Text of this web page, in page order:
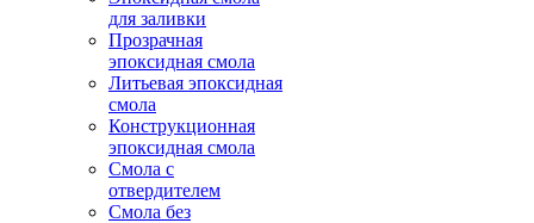
для заливки
Прозрачная
эпоксидная смола
Литьевая эпоксидная
смола
Конструкционная
эпоксидная смола
Смола с
отвердителем
Смола без